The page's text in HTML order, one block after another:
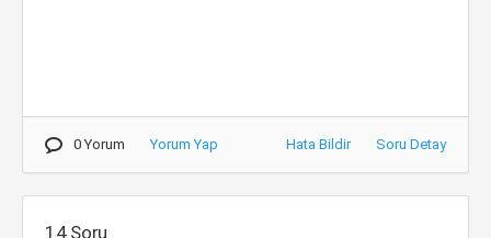
0 Yorum Yorum Yap Hata Bildir Soru Detay
14.Soru